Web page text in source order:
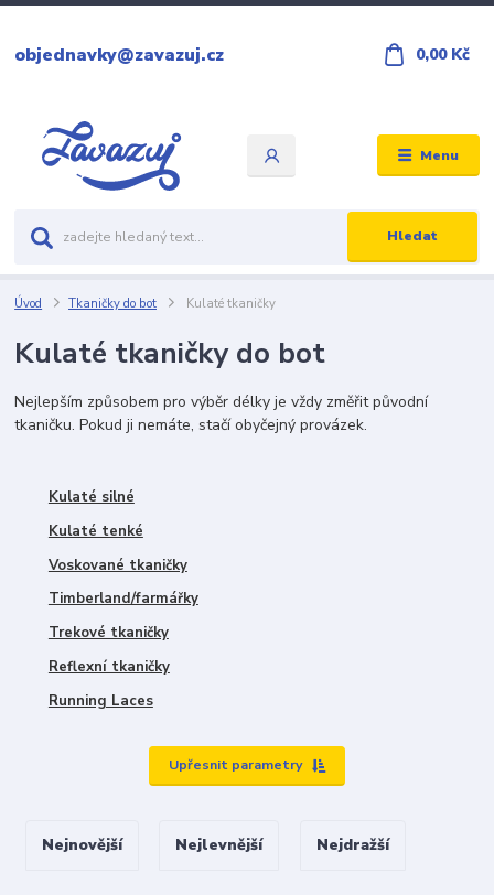
Menu
Hledat
objednavky@zavazuj.cz 0,00 Kč
Úvod Tkaničky do bot Kulaté tkaničky
Kulaté tkaničky do bot
Nejlepším způsobem pro výběr délky je vždy změřit původní
tkaničku. Pokud ji nemáte, stačí obyčejný provázek.
Kulaté silné
Kulaté tenké
Voskované tkaničky
Timberland/farmářky
Trekové tkaničky
Reflexní tkaničky
Running Laces
Upřesnit parametry
Nejnovější Nejlevnější Nejdražší